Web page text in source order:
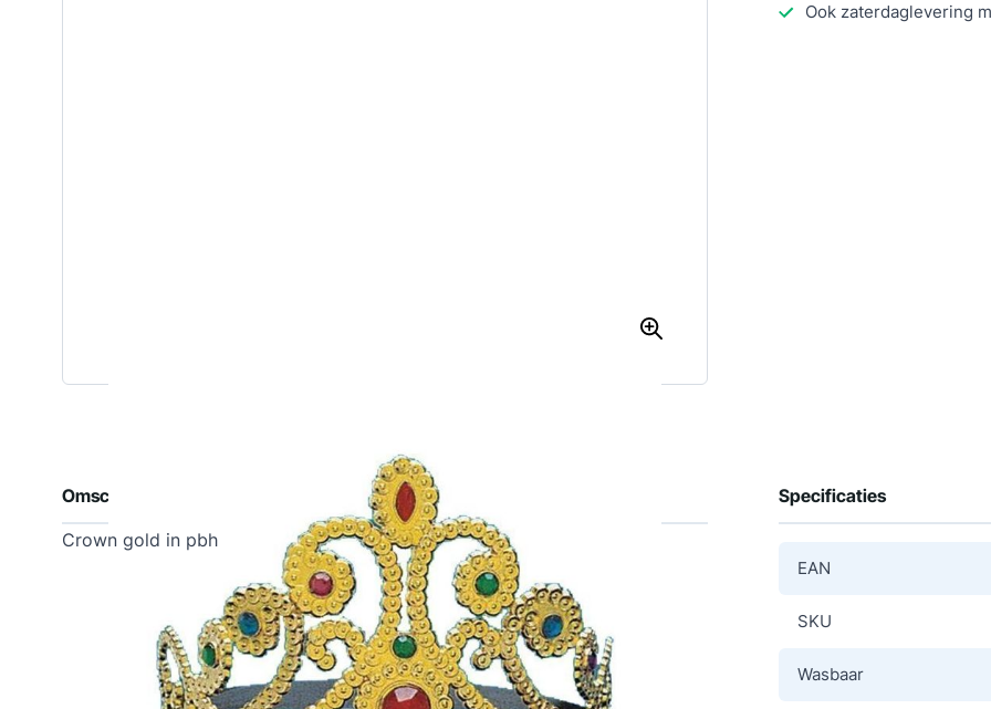
Ook zaterdaglevering
Omschrijving
Crown gold in pbh
Specificaties
EAN
SKU
Wasbaar